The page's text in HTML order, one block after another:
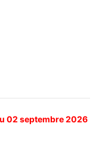
02 septembre 2026